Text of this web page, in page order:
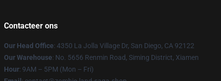
Contacteer ons
Our Head Office: 4350 La Jolla Village Dr, San Diego, CA 92122
Our Warehouse: No. 5656 Renmin Road, Siming District, Xiamen
Hour: 9AM – 5PM (Mon – Fri)